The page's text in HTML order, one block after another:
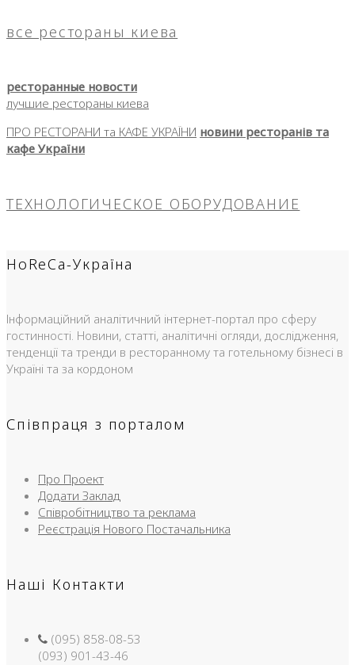
все рестораны киева
ресторанные новости
лучшие рестораны киева
ПРО РЕСТОРАНИ та КАФЕ УКРАЇНИ новини ресторанів та
кафе України
ТЕХНОЛОГИЧЕСКОЕ ОБОРУДОВАНИЕ
HoReCa-Україна
Інформаційний аналітичний інтернет-портал про сферу
гостинності. Новини, статті, аналітичні огляди, дослідження,
тенденції та тренди в ресторанному та готельному бізнесі в
Україні та за кордоном
Співпраця з порталом
Про Проект
Додати Заклад
Співробітництво та реклама
Реєстрація Нового Постачальника
Наші Контакти
(095) 858-08-53
(093) 901-43-46